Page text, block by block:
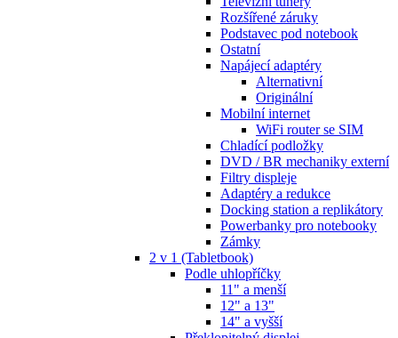
Rozšířené záruky
Podstavec pod notebook
Ostatní
Napájecí adaptéry
Alternativní
Originální
Mobilní internet
WiFi router se SIM
Chladící podložky
DVD / BR mechaniky externí
Filtry displeje
Adaptéry a redukce
Docking station a replikátory
Powerbanky pro notebooky
Zámky
2 v 1 (Tabletbook)
Podle uhlopříčky
11" a menší
12" a 13"
14" a vyšší